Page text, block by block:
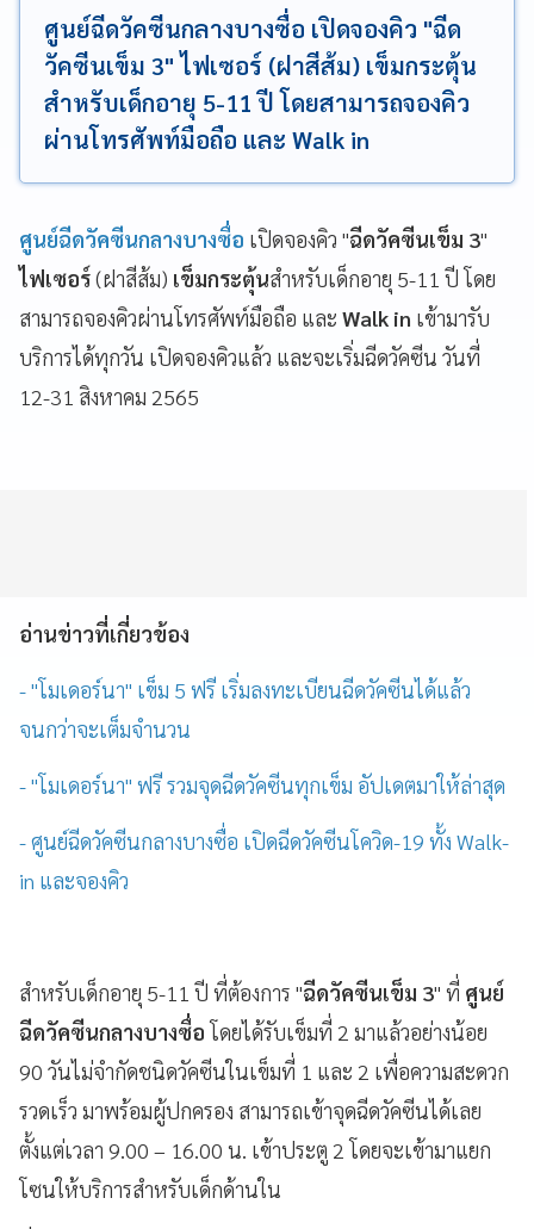
ศูนย์ฉีดวัคซีนกลางบางซื่อ เปิดจองคิว "ฉีด
วัคซีนเข็ม 3" ไฟเซอร์ (ฝาสีส้ม) เข็มกระตุ้น
สำหรับเด็กอายุ 5-11 ปี โดยสามารถจองคิว
ผ่านโทรศัพท์มือถือ และ Walk in
ศูนย์ฉีดวัคซีนกลางบางซื่อ เปิดจองคิว "ฉีดวัคซีนเข็ม 3"
ไฟเซอร์(ฝาสีส้ม) เข็มกระตุ้นสำหรับเด็กอายุ 5-11 ปี โดย
สามารถจองคิวผ่านโทรศัพท์มือถือ และ Walk in เข้ามารับ
บริการได้ทุกวัน เปิดจองคิวแล้ว และจะเริ่มฉีดวัคซีน วันที่
12-31 สิงหาคม 2565
อ่านข่าวที่เกี่ยวข้อง
- "โมเดอร์นา" เข็ม 5 ฟรี เริ่มลงทะเบียนฉีดวัคซีนได้แล้ว
จนกว่าจะเต็มจำนวน
- "โมเดอร์นา" ฟรี รวมจุดฉีดวัคซีนทุกเข็ม อัปเดตมาให้ล่าสุด
- ศูนย์ฉีดวัคซีนกลางบางซื่อ เปิดฉีดวัคซีนโควิด-19 ทั้ง Walk-
in และจองคิว
สำหรับเด็กอายุ 5-11 ปี ที่ต้องการ "ฉีดวัคซีนเข็ม 3" ที่ ศูนย์
ฉีดวัคซีนกลางบางซื่อโดยได้รับเข็มที่ 2 มาแล้วอย่างน้อย
90 วันไม่จำกัดชนิดวัคซีนในเข็มที่ 1 และ 2 เพื่อความสะดวก
รวดเร็ว มาพร้อมผู้ปกครอง สามารถเข้าจุดฉีดวัคซีนได้เลย
ตั้งแต่เวลา 9.00 – 16.00 น. เข้าประตู 2 โดยจะเข้ามาแยก
โซนให้บริการสำหรับเด็กด้านใน